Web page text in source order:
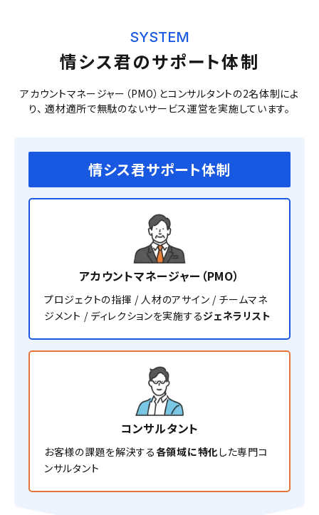
SYSTEM
情シス君のサポート体制
アカウントマネージャー（PMO）とコンサルタントの2名体制によ
り、 適材適所で無駄のないサービス運営を実施しています。
情シス君サポート体制
アカウントマネージャー（PMO）
プロジェクトの指揮 / 人材のアサイン / チームマネ
ジメント / ディレクションを実施するジェネラリスト
コンサルタント
お客様の課題を解決する 各領域に特化した専門コ
ンサルタント